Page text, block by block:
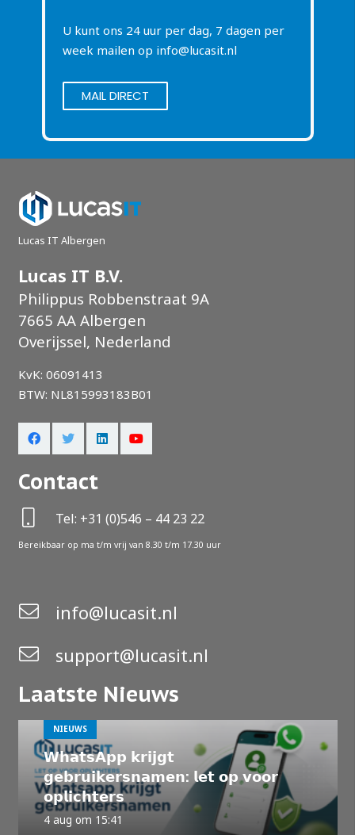
U kunt ons 24 uur per dag, 7 dagen per
week mailen op info@lucasit.nl
MAIL DIRECT
Lucas IT Albergen
Lucas IT B.V.
Philippus Robbenstraat 9A
7665 AA Albergen
Overijssel, Nederland
KvK: 06091413
BTW: NL815993183B01
Contact
Tel: +31 (0)546 – 44 23 22
Bereikbaar op ma t/m vrij van 8.30 t/m 17.30 uur
info@lucasit.nl
support@lucasit.nl
Laatste Nieuws
NIEUWS
𝗪𝗵𝗮𝘁𝘀𝗔𝗽𝗽 𝗸𝗿𝗶𝗷𝗴𝘁
𝗴𝗲𝗯𝗿𝘂𝗶𝗸𝗲𝗿𝘀𝗻𝗮𝗺𝗲𝗻: 𝗹𝗲𝘁 𝗼𝗽 𝘃𝗼𝗼𝗿
𝗼𝗽𝗹𝗶𝗰𝗵𝘁𝗲𝗿𝘀
4 aug om 15:41